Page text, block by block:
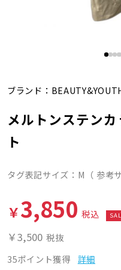
ブランド：
メルトンステン
ト
タグ表記サイズ：M（ 参考
￥3,850 税込
￥3,500 税抜
35ポイント獲得
詳細